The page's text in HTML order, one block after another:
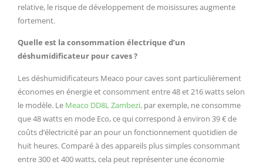
relative, le risque de développement de moisissures augmente
fortement.
Quelle est la consommation électrique d’un
déshumidificateur pour caves ?
Les déshumidificateurs Meaco pour caves sont particulièrement
économes en énergie et consomment entre 48 et 216 watts selon
le modèle. Le Meaco DD8L Zambezi, par exemple, ne consomme
que 48 watts en mode Eco, ce qui correspond à environ 39 € de
coûts d’électricité par an pour un fonctionnement quotidien de
huit heures. Comparé à des appareils plus simples consommant
entre 300 et 400 watts, cela peut représenter une économie